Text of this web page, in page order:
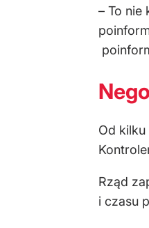
– To nie
Od
Rząd
i czasu